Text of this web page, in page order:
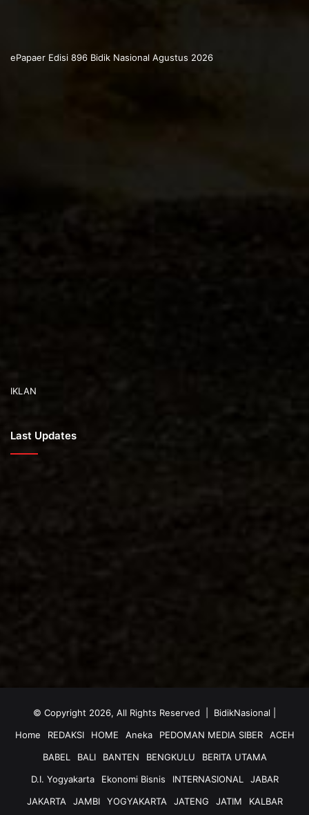
ePapaer Edisi 896 Bidik Nasional Agustus 2026
IKLAN
Last Updates
© Copyright 2026, All Rights Reserved | BidikNasional
Home
REDAKSI HOME Aneka PEDOMAN MEDIA SIBER
ACEH
BABEL
BALI BANTEN BENGKULU
BERITA UTAMA
D.I. Yogyakarta
Ekonomi Bisnis INTERNASIONAL
JABAR
JAKARTA
JAMBI YOGYAKARTA JATENG JATIM KALBAR